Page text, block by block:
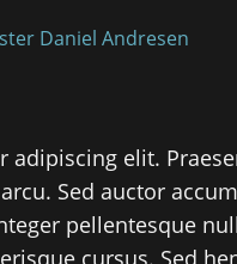
Daniel Andresen
elit.
Sed auctor
pellentesque